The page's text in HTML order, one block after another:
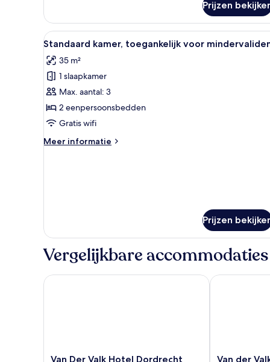
suite
Prijzen
Alle
foto's
voor
Standaard
kamer,
toegankelijk
voor
laden
Een hotelkamer met een
6
Standaard kamer, toegankelijk voor
35 m²
1 slaapkamer
Max. aantal: 3
2 eenpersoonsbedden
Gratis wifi
Meer informatie
Meer
Prijzen
Vergelijkbare accommodaties
Van
Van Der Valk Hotel Dordrecht
Van Der Valk Hotel Dordrecht
Van
Van der
Van der Valk